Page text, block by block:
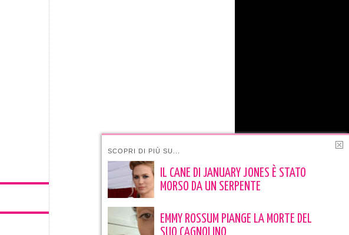
SCOPRI DI PIÙ SU...
IL CANE DI JANUARY JONES È STATO
MORSO DA UN SERPENTE
EMMY ROSSUM PIANGE LA MORTE DEL